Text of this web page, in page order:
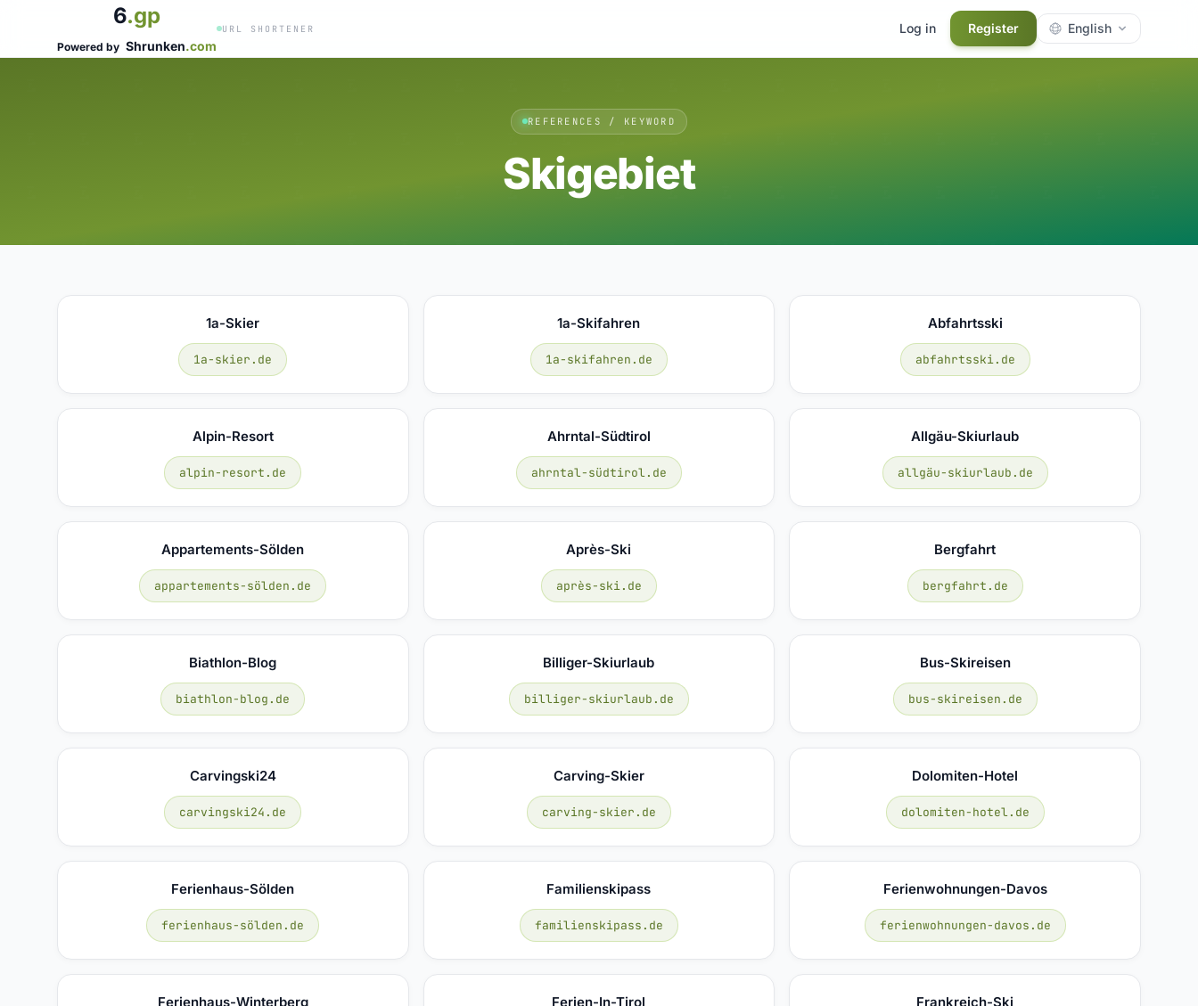
6.gp
Powered by Shrunken.com
URL SHORTENER Log in Register English
REFERENCES / KEYWORD
Skigebiet
1a-Skier
1a-skier.de
1a-Skifahren
1a-skifahren.de
Abfahrtsski
abfahrtsski.de
Alpin-Resort
alpin-resort.de
Ahrntal-Südtirol
ahrntal-südtirol.de
Allgäu-Skiurlaub
allgäu-skiurlaub.de
Appartements-Sölden
appartements-sölden.de
Après-Ski
après-ski.de
Bergfahrt
bergfahrt.de
Biathlon-Blog
biathlon-blog.de
Billiger-Skiurlaub
billiger-skiurlaub.de
Bus-Skireisen
bus-skireisen.de
Carvingski24
carvingski24.de
Carving-Skier
carving-skier.de
Dolomiten-Hotel
dolomiten-hotel.de
Ferienhaus-Sölden
ferienhaus-sölden.de
Familienskipass
familienskipass.de
Ferienwohnungen-Davos
ferienwohnungen-davos.de
Ferienhaus-Winterberg Ferien-In-Tirol Frankreich-Ski